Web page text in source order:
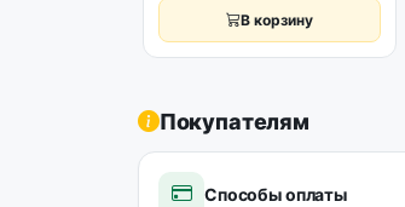
В корзину
Покупателям
Способы оплаты